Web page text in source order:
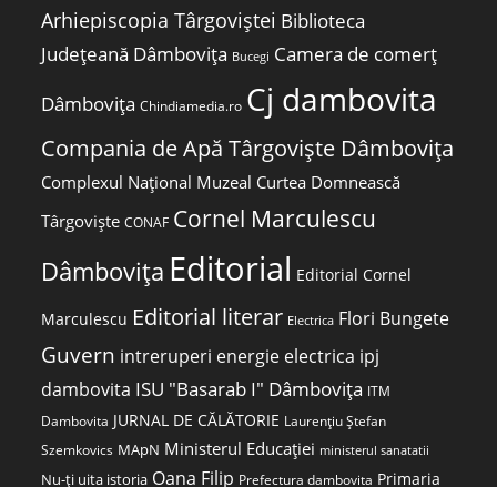
Arhiepiscopia Târgoviștei Biblioteca
Județeană Dâmbovița Bucegi Camera de comerț
Dâmbovița Chindiamedia.ro Cj dambovita
Compania de Apă Târgoviște Dâmbovița
Complexul Național Muzeal Curtea Domnească
Târgoviște CONAF Cornel Marculescu
Dâmbovița Editorial Editorial Cornel
Marculescu Editorial literar Electrica Flori Bungete
Guvern intreruperi energie electrica ipj
dambovita ISU "Basarab I" Dâmbovița ITM
Dambovita JURNAL DE CĂLĂTORIE Laurențiu Ștefan
Szemkovics MApN Ministerul Educației ministerul sanatatii
Nu-ți uita istoria Oana Filip Prefectura dambovita Primaria